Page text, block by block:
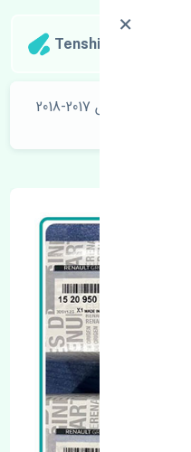
Tenshipart
تیغه برف پاک کن جلو چپ و راست رنو کولیوس 2017-2018